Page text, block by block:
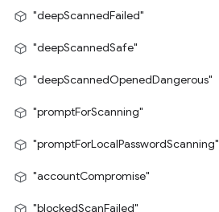
"deepScannedFailed"
"deepScannedSafe"
"deepScannedOpenedDangerous"
"promptForScanning"
"promptForLocalPasswordScanning"
"accountCompromise"
"blockedScanFailed"